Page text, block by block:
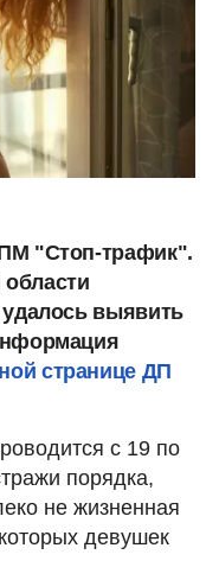
"Стоп-трафик".
удалось выявить
странице ДП
с 19 по
порядка,
не жизненная
девушек